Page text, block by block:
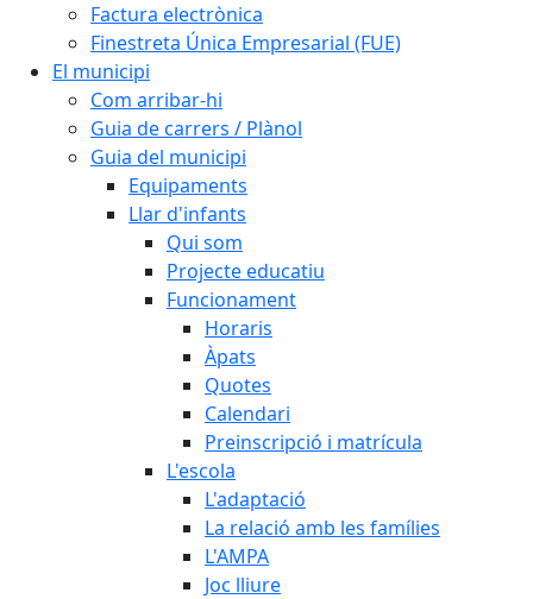
Factura electrònica
Finestreta Única Empresarial (FUE)
El municipi
Com arribar-hi
Guia de carrers / Plànol
Guia del municipi
Equipaments
Llar d'infants
Qui som
Projecte educatiu
Funcionament
Horaris
Àpats
Quotes
Calendari
Preinscripció i matrícula
L'escola
L'adaptació
La relació amb les famílies
L'AMPA
Joc lliure